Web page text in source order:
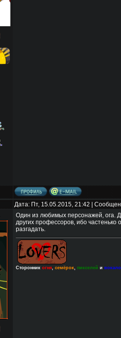
Дата: Пт, 15.05.2015, 21:42 |
Один из любимых персонажей, ога.
других профессоров, ибо частенько
разгадать.
Сторонник огня, семёрок, пикселей и